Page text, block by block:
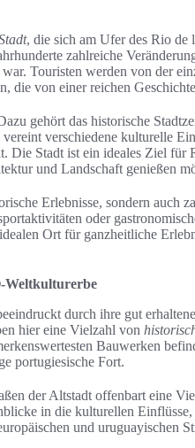
, die sich am Ufer des Rio de
zahlreiche
Touristen werden von der
die von einer reichen
gehört das historische
verschiedene kulturelle
Die Stadt ist ein ideales Ziel für
und Landschaft genießen
Erlebnisse, sondern auch
oder
Ort für ganzheitliche
Weltkulturerbe
durch ihre gut erhaltene
hier eine Vielzahl von
Bauwerken
portugiesische Fort.
der Altstadt offenbart eine
in die kulturellen
und uruguayischen